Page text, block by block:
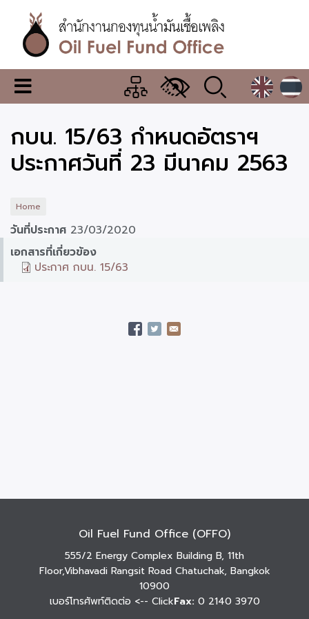
content
สำนักงาน
กองทุน
น้ำมัน
เชื้อ
เมนู
เปลี่ยน
แสดง
ผล
กบน. 15/63 กำหนดอัตราฯ
ประกาศวันที่ 23 มีนาคม 2563
Home
วันที่ประกาศ 23/03/2020
เอกสารที่เกี่ยวข้อง
ประกาศ กบน. 15/63
Oil Fuel Fund Office (OFFO)
555/2 Energy Complex Building B, 11th
Floor,Vibhavadi Rangsit Road Chatuchak, Bangkok
10900
เบอร์โทรศัพท์ติดต่อ <-- ClickFax: 0 2140 3970